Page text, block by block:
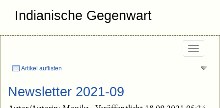
Indianische Gegenwart
Artikel auflisten
Newsletter 2021-09